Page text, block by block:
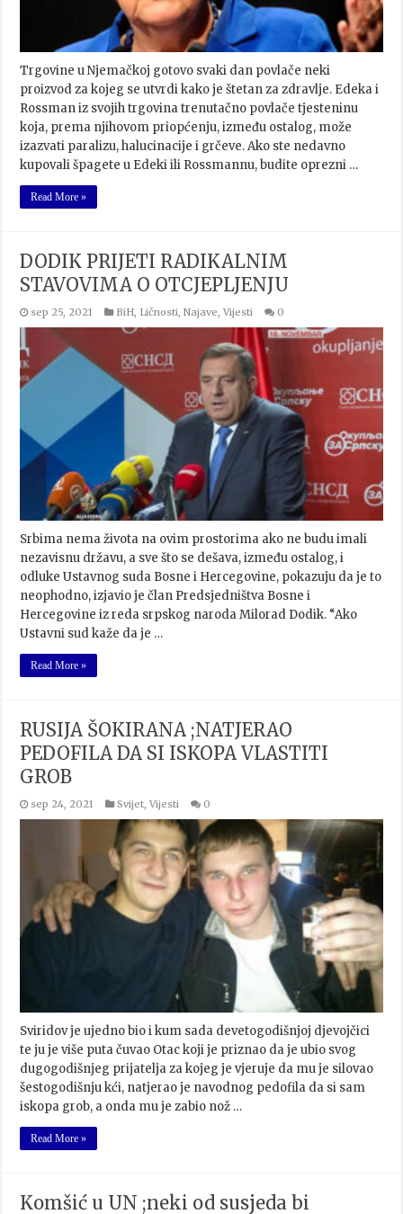
Trgovine u Njemačkoj gotovo svaki dan povlače neki
proizvod za kojeg se utvrdi kako je štetan za zdravlje. Edeka i
Rossman iz svojih trgovina trenutačno povlače tjesteninu
koja, prema njihovom priopćenju, između ostalog, može
izazvati paralizu, halucinacije i grčeve. Ako ste nedavno
kupovali špagete u Edeki ili Rossmannu, budite oprezni …
Read More »
DODIK PRIJETI RADIKALNIM
STAVOVIMA O OTCJEPLJENJU
sep 25, 2021 BiH, Ličnosti,Najave,Vijesti 0
Srbima nema života na ovim prostorima ako ne budu imali
nezavisnu državu, a sve što se dešava, između ostalog, i
odluke Ustavnog suda Bosne i Hercegovine, pokazuju da je to
neophodno, izjavio je član Predsjedništva Bosne i
Hercegovine iz reda srpskog naroda Milorad Dodik. “Ako
Ustavni sud kaže da je …
Read More »
RUSIJA ŠOKIRANA ;NATJERAO
PEDOFILA DA SI ISKOPA VLASTITI
GROB
sep 24, 2021 Svijet ,Vijesti 0
Sviridov je ujedno bio i kum sada devetogodišnjoj djevojčici
te ju je više puta čuvao Otac koji je priznao da je ubio svog
dugogodišnjeg prijatelja za kojeg je vjeruje da mu je silovao
šestogodišnju kći, natjerao je navodnog pedofila da si sam
iskopa grob, a onda mu je zabio nož …
Read More »
Komšić u UN ;neki od susjeda bi